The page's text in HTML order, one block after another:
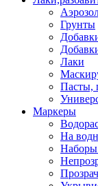
Грунты
Лаки
Пасты,
Маркеры
На
Наборы